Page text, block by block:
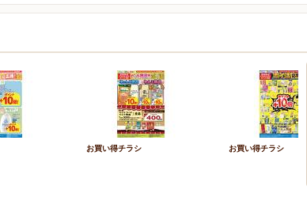
お買い得チラシ お買い得チラシ